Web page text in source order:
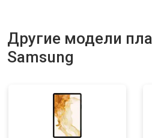
Другие модели
Samsung